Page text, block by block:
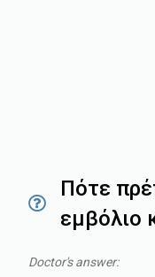
Πότε
εμβόλιο
Doctor's answer: